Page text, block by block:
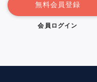
無料会員登録
会員ログイン